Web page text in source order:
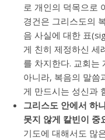
로 개인의 덕목으로
경건은 그리스도의
음 사실에 대한 표
게 친히 제정하신 세
를 차지한다. 교회는
아니라, 복음의 말씀
게 만드시는 성신과
그리스도 안에서 하
못지 않게 칼빈이 중
기도에 대해서도 많